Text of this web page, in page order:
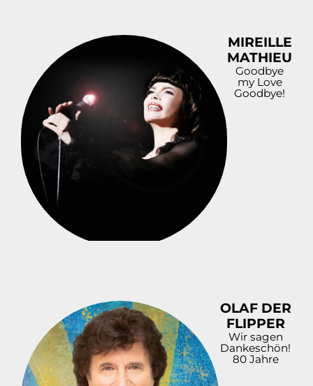
MIREILLE
MATHIEU
Goodbye
my Love
Goodbye!
OLAF DER
FLIPPER
Wir sagen
Dankeschön!
80 Jahre